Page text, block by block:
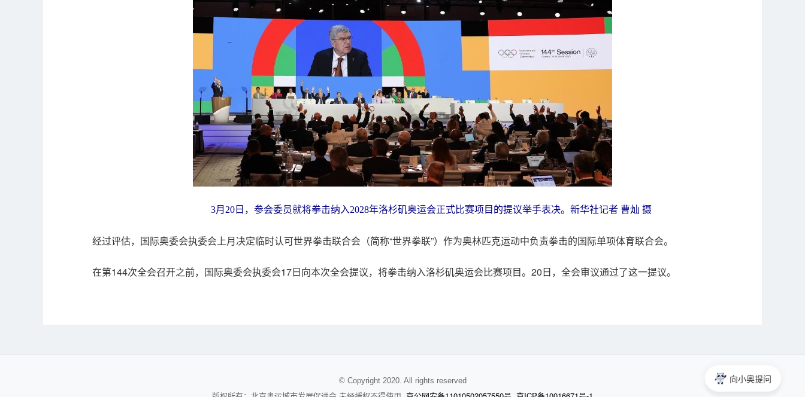
3月20日，参会委员就将拳击纳入2028年洛杉矶奥运会正式比赛项目的提议举手表决。新华社记者 曹灿 摄
经过评估，国际奥委会执委会上月决定临时认可世界拳击联合会（简称“世界拳联”）作为奥林匹克运动中负责拳击的国际单项体育联合会。
在第144次全会召开之前，国际奥委会执委会17日向本次全会提议，将拳击纳入洛杉矶奥运会比赛项目。20日，全会审议通过了这一提议。
© Copyright 2020. All rights reserved
向小奥提问